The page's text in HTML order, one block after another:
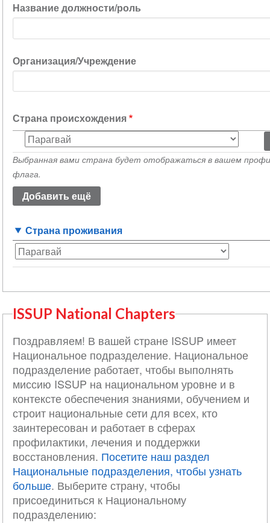
Название должности/роль
Организация/Учреждение
Страна происхождения
Страна
происхождения
(значение
1)
Выбранная вами страна будет отображаться в вашем
флага.
Страна проживания
ISSUP National Chapters
Поздравляем! В вашей стране ISSUP имеет
Национальное подразделение. Национальное
подразделение работает, чтобы выполнять
миссию ISSUP на национальном уровне и в
контексте обеспечения знаниями, обучением и
строит национальные сети для всех, кто
заинтересован и работает в сферах
профилактики, лечения и поддержки
восстановления. Посетите наш раздел
Национальные подразделения, чтобы узнать
больше. Выберите страну, чтобы
присоединиться к Национальному
подразделению: